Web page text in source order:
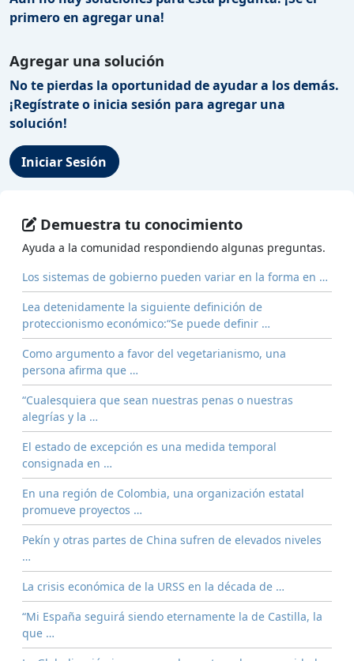
primero en agregar una!
Agregar una solución
No te pierdas la oportunidad de ayudar a los demás.
¡Regístrate o inicia sesión para agregar una
solución!
Iniciar Sesión
Demuestra tu conocimiento
Ayuda a la comunidad respondiendo algunas preguntas.
Los sistemas de gobierno pueden variar en la forma en …
Lea detenidamente la siguiente definición de
proteccionismo económico:“Se puede definir …
Como argumento a favor del vegetarianismo, una
persona afirma que …
“Cualesquiera que sean nuestras penas o nuestras
alegrías y la …
El estado de excepción es una medida temporal
consignada en …
En una región de Colombia, una organización estatal
promueve proyectos …
Pekín y otras partes de China sufren de elevados niveles
…
La crisis económica de la URSS en la década de …
“Mi España seguirá siendo eternamente la de Castilla, la
que …